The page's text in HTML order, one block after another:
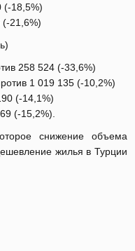
(-18,5%)
(-21,6%)
258 524 (-33,6%)
1 019 135 (-10,2%)
(-14,1%)
(-15,2%).
снижение объема
жилья в Турции